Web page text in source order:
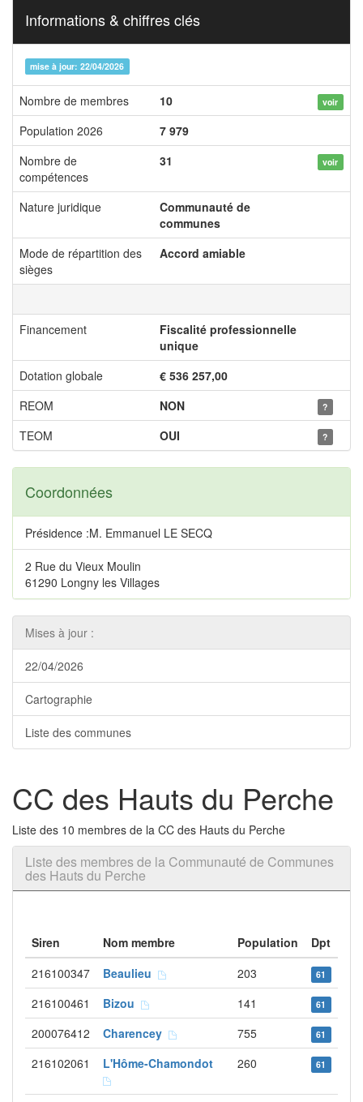
Informations & chiffres clés
mise à jour: 22/04/2026
Nombre de membres 10 voir
Population 2026
7 979
Nombre de
compétences
31 voir
Nature juridique
Communauté de
communes
Mode de répartition des
sièges
Accord amiable
Financement
Fiscalité professionnelle
unique
Dotation globale
€ 536 257,00
REOM
NON ?
TEOM OUI ?
Coordonnées
Présidence :M. Emmanuel LE SECQ
2 Rue du Vieux Moulin
61290 Longny les Villages
Mises à jour :
22/04/2026
Cartographie
Liste des communes
CC des Hauts du Perche
Liste des 10 membres de la CC des Hauts du Perche
Liste des membres de la Communauté de Communes
des Hauts du Perche
Siren Nom membre Population
Dpt
216100347
Beaulieu 203 61
216100461 Bizou 141 61
200076412 Charencey 755 61
216102061 L'Hôme-Chamondot 260 61